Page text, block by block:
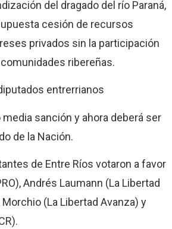
del dragado del río Paraná,
cesión de recursos
privados sin la participación
ribereñas.
entrerrianos
sanción y ahora deberá ser
de la Nación.
de Entre Ríos votaron a favor
Andrés Laumann (La Libertad
(La Libertad Avanza) y